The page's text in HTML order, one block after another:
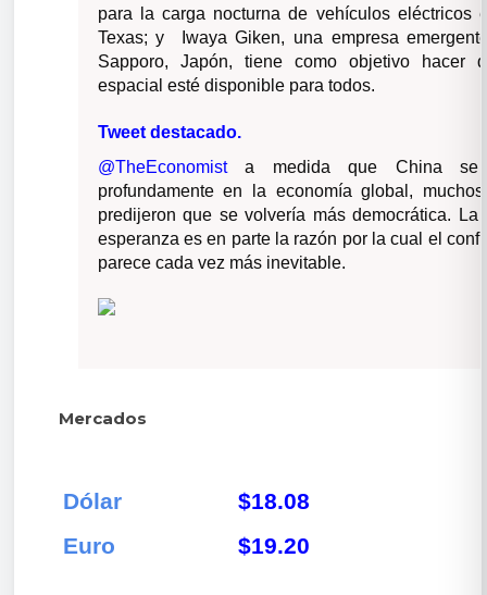
para la carga nocturna de vehículos eléctricos
Texas; y Iwaya Giken, una empresa
Sapporo, Japón, tiene como objetivo hacer
espacial esté disponible para todos.
Tweet destacado.
@TheEconomist
a medida que China se
profundamente en la economía global,
predijeron que se volvería más democrática. La
esperanza es en parte la razón por la cual el
parece cada vez más inevitable.
Mercados
Dólar
$18.08
Euro
$19.20